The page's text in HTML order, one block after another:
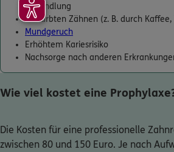
Behandlung
Verfärbten Zähnen (z. B. durch Kaffee,
Mundgeruch
Erhöhtem Kariesrisiko
Nachsorge nach anderen
Wie viel kostet eine
Die Kosten für eine professionelle
zwischen 80 und 150 Euro. Je nach